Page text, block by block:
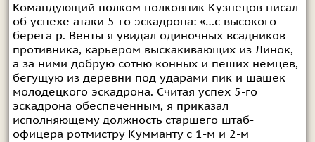
Командующий полком полковник Кузнецов писал
об успехе атаки 5-го эскадрона: «…с высокого
берега р. Венты я увидал одиночных всадников
противника, карьером выскакивающих из Линок,
а за ними добрую сотню конных и пеших немцев,
бегущую из деревни под ударами пик и шашек
молодецкого эскадрона. Считая успех 5-го
эскадрона обеспеченным, я приказал
исполняющему должность старшего штаб-
офицера ротмистру Кумманту с 1-м и 2-м